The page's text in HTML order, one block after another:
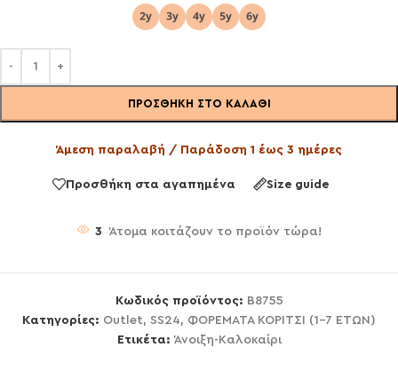
ΠΡΟΣΘΉΚΗ ΣΤΟ ΚΑΛΆΘΙ
Άμεση παραλαβή / Παράδοση 1 έως 3 ημέρες
Προσθήκη στα αγαπημένα Size guide
3 Άτομα κοιτάζουν το προϊόν τώρα!
Κωδικός προϊόντος: Β8755
Κατηγορίες: Outlet, SS24, ΦΟΡΕΜΑΤΑ ΚΟΡΙΤΣΙ (1-7 ΕΤΩΝ)
Ετικέτα: Άνοιξη-Καλοκαίρι